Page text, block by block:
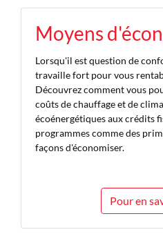
Moyens
Lorsqu'il est question de
travaille fort pour vous
Découvrez comment vous
coûts de chauffage et de
écoénergétiques aux crédits
programmes comme des
façons d'économiser.
Pour en